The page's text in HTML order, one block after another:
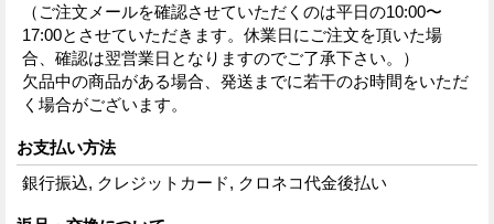
（ご注文メールを確認させていただくのは平日の10:00〜
17:00とさせていただきます。休業日にご注文を頂いた場
合、確認は翌営業日となりますのでご了承下さい。）
欠品中の商品がある場合、発送までに若干のお時間をいただ
く場合がございます。
お支払い方法
銀行振込, クレジットカード, クロネコ代金後払い